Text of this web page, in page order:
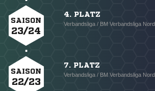
SAISON
23/24
4. PLATZ
Verbandsliga / BM Verbandsliga Nord
SAISON
22/23
7. PLATZ
Verbandsliga / BM Verbandsliga Nord